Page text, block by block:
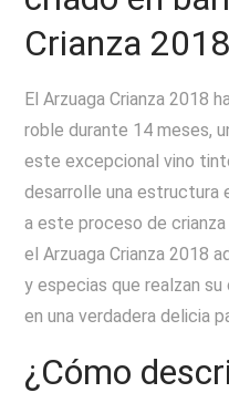
Crianza
El Arzuaga Crianza 2018
roble durante 14 meses,
este excepcional vino
desarrolle una estructura
a este proceso de
el Arzuaga Crianza 2018
y especias que realzan
en una verdadera delicia
¿Cómo